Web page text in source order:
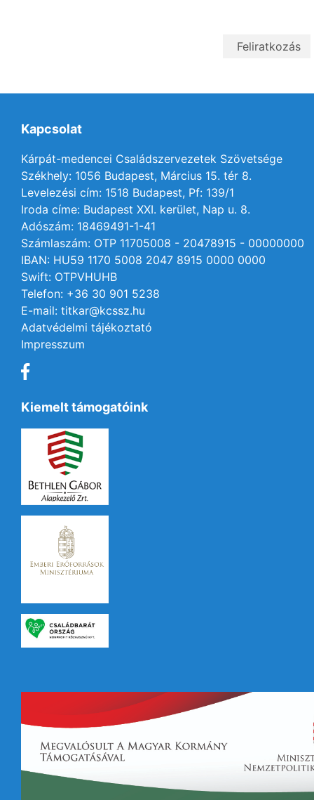
Kapcsolat
Kárpát-medencei Családszervezetek Szövetsége
Székhely: 1056 Budapest, Március 15. tér 8.
Levelezési cím: 1518 Budapest, Pf: 139/1
Iroda címe: Budapest XXI. kerület, Nap u. 8.
Adószám: 18469491-1-41
Számlaszám: OTP 11705008 - 20478915 - 00000000
IBAN: HU59 1170 5008 2047 8915 0000 0000
Swift: OTPVHUHB
Telefon: +36 30 901 5238
E-mail: titkar@kcssz.hu
Adatvédelmi tájékoztató
Impresszum
Kiemelt támogatóink